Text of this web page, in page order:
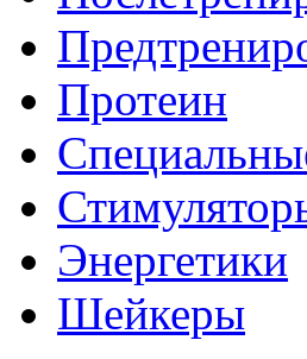
Протеин
Энергетики
Шейкеры